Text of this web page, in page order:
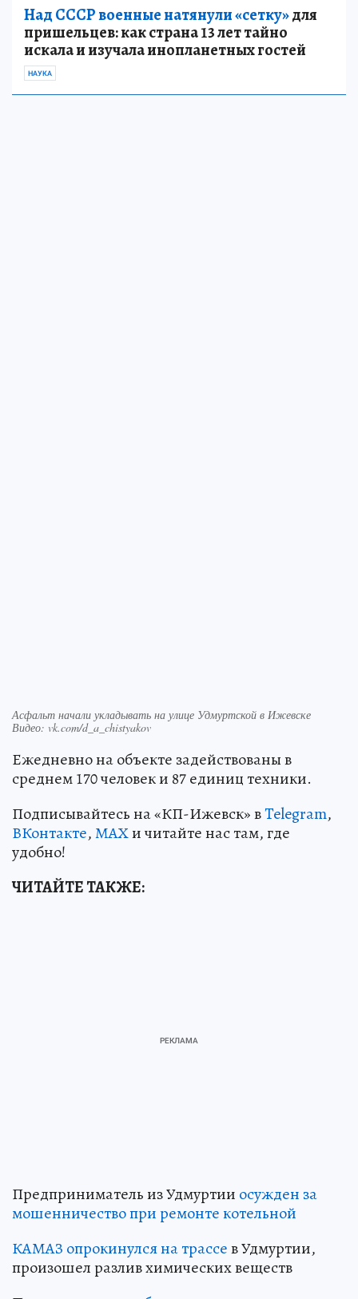
Над СССР военные натянули «сетку»для
пришельцев: как страна 13 лет тайно
искала и изучала инопланетных гостей
НАУКА
Асфальт начали укладывать на улице Удмуртской в Ижевске
Видео: vk.com/d_a_chistyakov
Ежедневно на объекте задействованы в
среднем 170 человек и 87 единиц техники.
Подписывайтесь на «КП-Ижевск» вTelegram,
ВКонтакте,МАХи читайте нас там, где
удобно!
ЧИТАЙТЕ ТАКЖЕ:
Предприниматель из Удмуртии осужден за
мошенничество при ремонте котельной
КАМАЗ опрокинулся на трассев Удмуртии,
произошел разлив химических веществ